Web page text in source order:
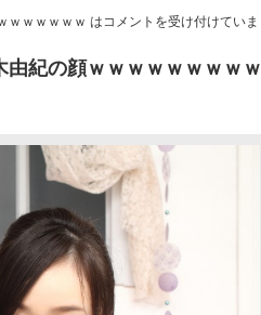
ｗｗｗｗｗｗ はコメントを受け付けていま
由紀の顔ｗｗｗｗｗｗｗｗｗ